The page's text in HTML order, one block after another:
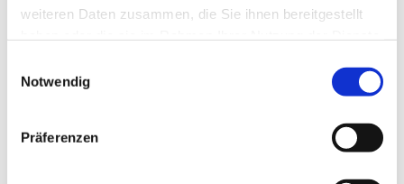
weiteren Daten zusammen, die Sie ihnen bereitgestellt
Notwendig
Präferenzen